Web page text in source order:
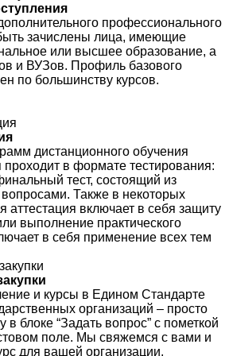
профессионального
зачислены лица, имеющие
или высшее образование, а
и ВУЗов. Профиль базового
по большинству курсов.
дистанционного обучения
проходит в формате тестирования:
тест, состоящий из
вопросами. Также в некоторых
аттестация включает в себя защиту
выполнение практического
в себя применение всех тем
и курсы в Едином Стандарте
организаций – просто
в блоке “Задать вопрос” с пометкой
поле. Мы свяжемся с вами и
для вашей организации.